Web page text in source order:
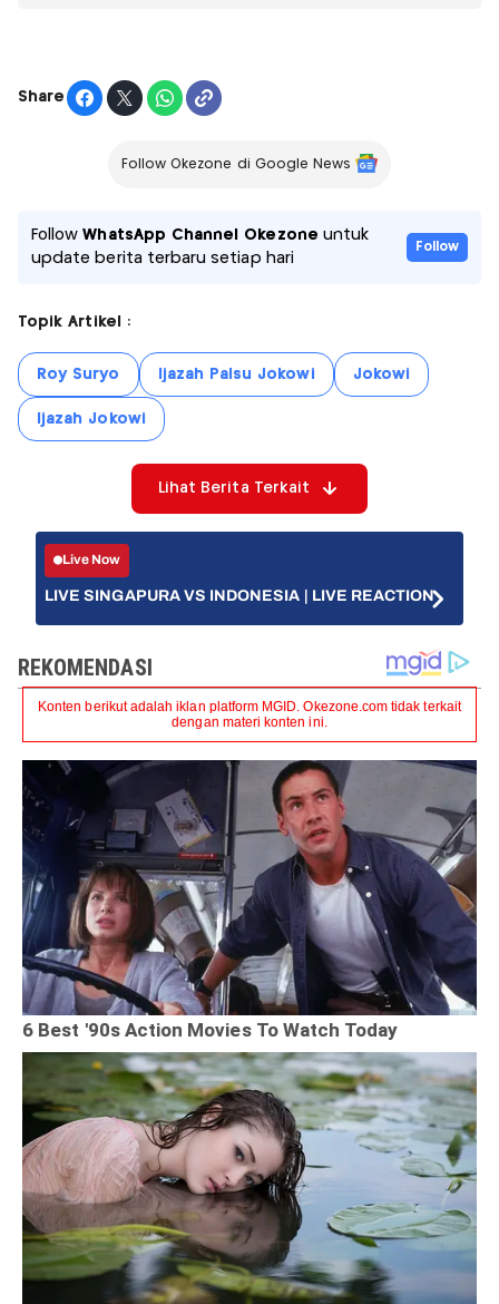
Share
Follow Okezone di Google News
FollowWhatsApp Channel Okezone untuk
update berita terbaru setiap hari
Follow
Topik Artikel :
Roy Suryo Ijazah Palsu Jokowi Jokowi
Ijazah Jokowi
Lihat Berita Terkait
Live Now
LIVE SINGAPURA VS INDONESIA | LIVE REACTION